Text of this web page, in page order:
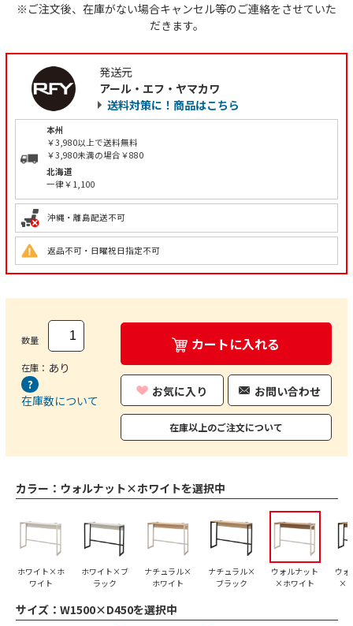
※ご注文後、在庫がない場合キャンセル等のご連絡をさせていた
だきます。
発送元
アール・エフ・ヤマカワ
送料対策に！商品はこちら
本州
￥3,980以上で送料無料
￥3,980未満の場合￥880
北海道
一律￥1,100
沖縄・離島配送不可
返品不可・日曜祝日指定不可
数量
在庫： あり
在庫数について
カートに入れる
お気に入り お問い合わせ
在庫以上のご注文について
カラー： ウォルナット×ホワイトを選択中
ホワイト×ホ
ワイト
ホワイト×ブ
ラック
ナチュラル×
ホワイト
ナチュラル×
ブラック
ウォルナット
×ホワイト
ウ
×
サイズ： W1500×D450を選択中